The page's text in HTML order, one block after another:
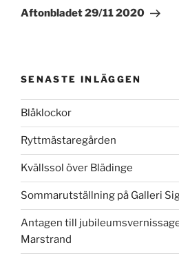
inlägg
Aftonbladet 29/11 2020
SENASTE INLÄGGEN
Blåklockor
Ryttmästaregården
Kvällssol över Blädinge
Sommarutställning på Galleri
Antagen till
Marstrand